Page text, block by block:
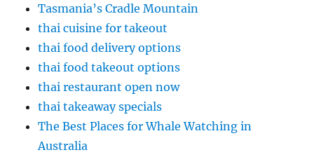
Tasmania’s Cradle Mountain
thai cuisine for takeout
thai food delivery options
thai food takeout options
thai restaurant open now
thai takeaway specials
The Best Places for Whale Watching in
Australia